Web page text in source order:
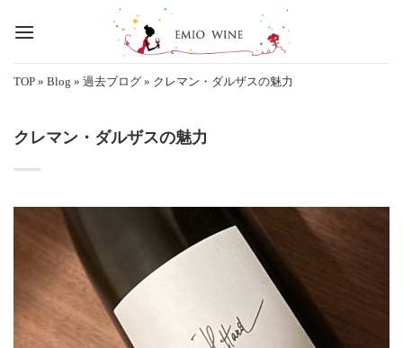
TOP » Blog » 過去ブログ » クレマン・ダルザスの魅力
クレマン・ダルザスの魅力